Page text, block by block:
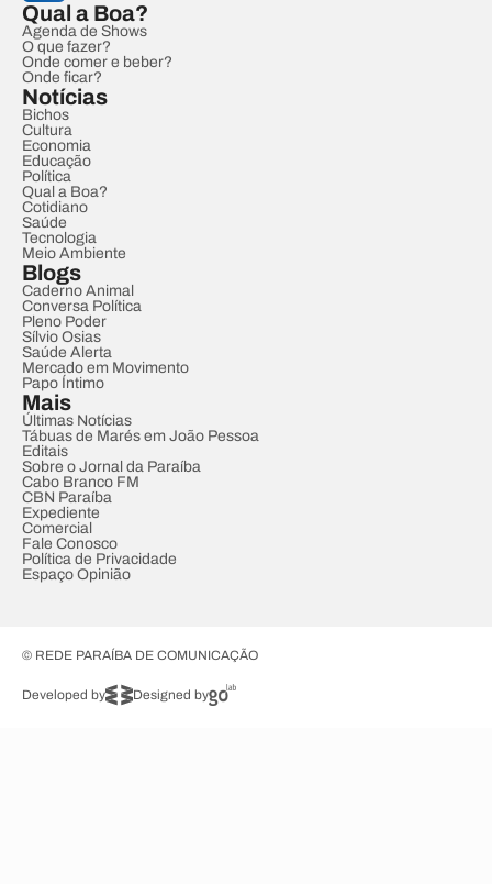
Qual a Boa?
Agenda de Shows
O que fazer?
Onde comer e beber?
Onde ficar?
Notícias
Bichos
Cultura
Economia
Educação
Política
Qual a Boa?
Cotidiano
Saúde
Tecnologia
Meio Ambiente
Blogs
Caderno Animal
Conversa Política
Pleno Poder
Sílvio Osias
Saúde Alerta
Mercado em Movimento
Papo Íntimo
Mais
Últimas Notícias
Tábuas de Marés em João Pessoa
Editais
Sobre o Jornal da Paraíba
Cabo Branco FM
CBN Paraíba
Expediente
Comercial
Fale Conosco
Política de Privacidade
Espaço Opinião
© REDE PARAÍBA DE COMUNICAÇÃO
Developed by Designed by